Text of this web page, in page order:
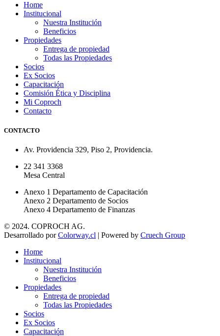
Home
Institucional
Nuestra Institución
Beneficios
Propiedades
Entrega de propiedad
Todas las Propiedades
Socios
Ex Socios
Capacitación
Comisión Ética y Disciplina
Mi Coproch
Contacto
CONTACTO
Av. Providencia 329, Piso 2, Providencia.
22 341 3368
Mesa Central
Anexo 1 Departamento de Capacitación
Anexo 2 Departamento de Socios
Anexo 4 Departamento de Finanzas
© 2024. COPROCH AG.
Desarrollado porColorway.cl | Powered by Cruech Group
Home
Institucional
Nuestra Institución
Beneficios
Propiedades
Entrega de propiedad
Todas las Propiedades
Socios
Ex Socios
Capacitación